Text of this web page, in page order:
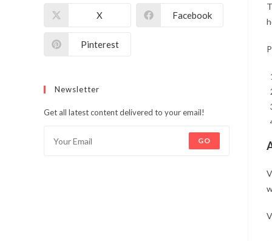
X Facebook
Pinterest
Newsletter
Get all latest content delivered to your email!
GO